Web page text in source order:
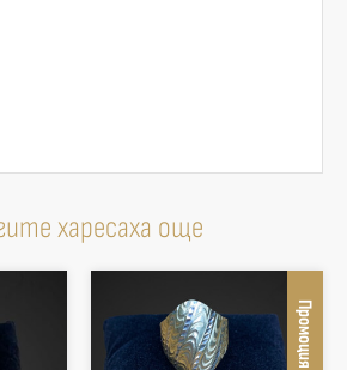
харесаха още
Промоция